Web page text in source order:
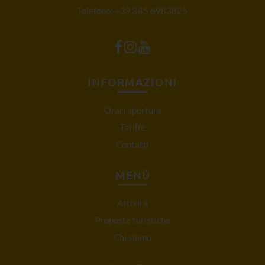
Telefono: +39 345 6983825
INFORMAZIONI
Orari apertura
Tariffe
Contatti
MENÙ
Attività
Proposte turistiche
Chi siamo